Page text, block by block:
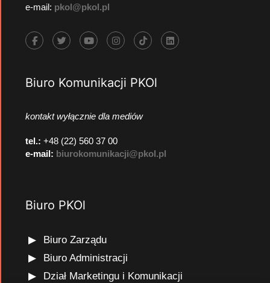
e-mail: pkol@pkol.pl
Biuro Komunikacji PKOl
kontakt wyłącznie dla mediów
tel.: +48 (22) 560 37 00
e-mail: biurokomunikacji@pkol.pl
Biuro PKOl
Biuro Zarządu
Biuro Administracji
Dział Marketingu i Komunikacji